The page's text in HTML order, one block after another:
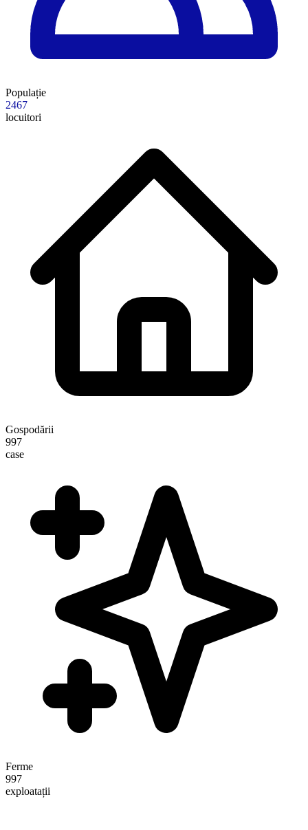
Populație
2467
locuitori
Gospodării
997
case
Ferme
997
exploatații